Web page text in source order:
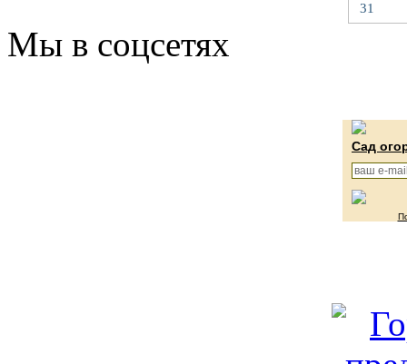
31
Мы в соцсетях
Сад